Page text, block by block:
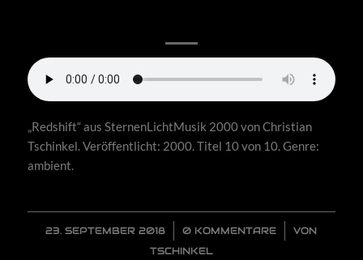
„Redshift“ aus SternenLichtMusik 2000 von Christian
Tschinkel. Veröffentlicht: 2000. Titel 10 von 10. Genre:
ambient.
23. SEPTEMBER 2018
/ 0 KOMMENTARE
/
VON
TSCHINKEL